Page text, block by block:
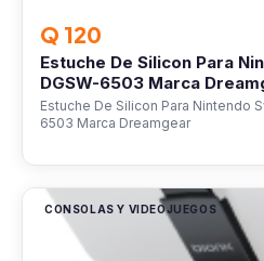
Q 120
Estuche De Silicon Para
DGSW-6503 Marca
Estuche De Silicon Para Nintendo
6503 Marca Dreamgear
CONSOLAS Y VIDEOJUEGOS